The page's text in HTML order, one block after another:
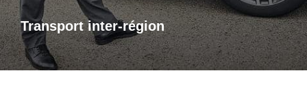
Transport inter-région